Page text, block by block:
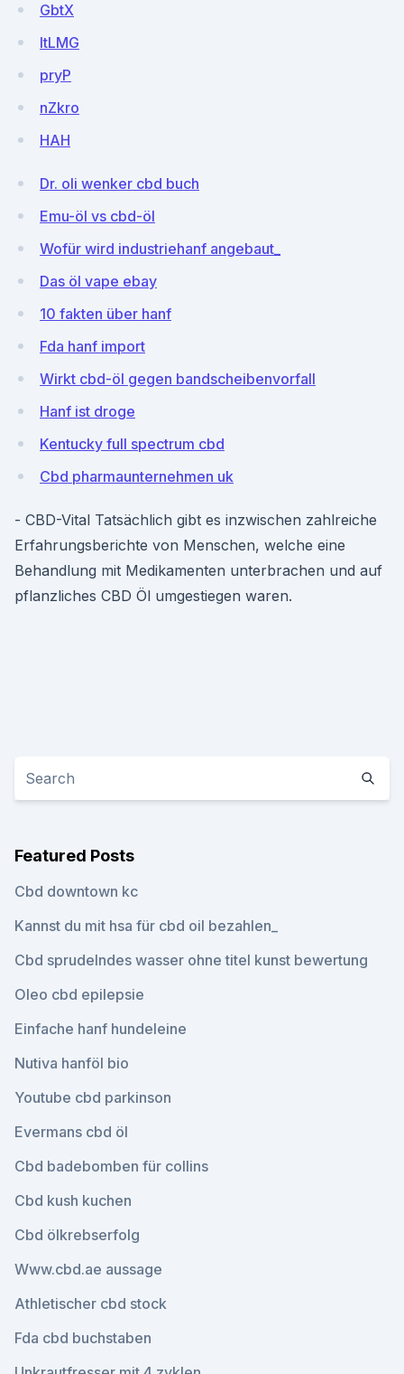
GbtX
ltLMG
pryP
nZkro
HAH
Dr. oli wenker cbd buch
Emu-öl vs cbd-öl
Wofür wird industriehanf angebaut_
Das öl vape ebay
10 fakten über hanf
Fda hanf import
Wirkt cbd-öl gegen bandscheibenvorfall
Hanf ist droge
Kentucky full spectrum cbd
Cbd pharmaunternehmen uk
- CBD-Vital Tatsächlich gibt es inzwischen zahlreiche
Erfahrungsberichte von Menschen, welche eine
Behandlung mit Medikamenten unterbrachen und auf
pflanzliches CBD Öl umgestiegen waren.
Featured Posts
Cbd downtown kc
Kannst du mit hsa für cbd oil bezahlen_
Cbd sprudelndes wasser ohne titel kunst bewertung
Oleo cbd epilepsie
Einfache hanf hundeleine
Nutiva hanföl bio
Youtube cbd parkinson
Evermans cbd öl
Cbd badebomben für collins
Cbd kush kuchen
Cbd ölkrebserfolg
Www.cbd.ae aussage
Athletischer cbd stock
Fda cbd buchstaben